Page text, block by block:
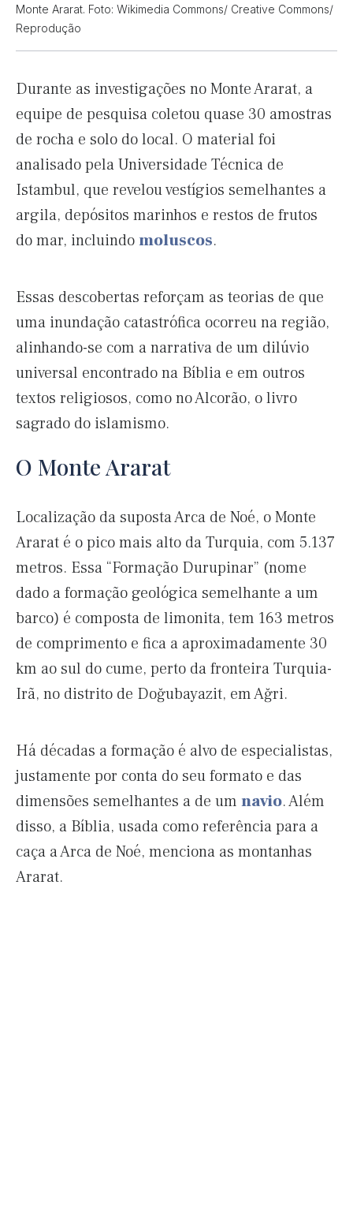
Monte Ararat. Foto: Wikimedia Commons/ Creative Commons/
Reprodução
Durante as investigações no Monte Ararat, a
equipe de pesquisa coletou quase 30 amostras
de rocha e solo do local. O material foi
analisado pela Universidade Técnica de
Istambul, que revelou vestígios semelhantes a
argila, depósitos marinhos e restos de frutos
do mar, incluindomoluscos.
Essas descobertas reforçam as teorias de que
uma inundação catastrófica ocorreu na região,
alinhando-se com a narrativa de um dilúvio
universal encontrado na Bíblia e em outros
textos religiosos, como no Alcorão, o livro
sagrado do islamismo.
O Monte Ararat
Localização da suposta Arca de Noé, o Monte
Ararat é o pico mais alto da Turquia, com 5.137
metros. Essa “Formação Durupinar” (nome
dado a formação geológica semelhante a um
barco) é composta de limonita, tem 163 metros
de comprimento e fica a aproximadamente 30
km ao sul do cume, perto da fronteira Turquia-
Irã, no distrito de Doğubayazit, em Ağri.
Há décadas a formação é alvo de especialistas,
justamente por conta do seu formato e das
dimensões semelhantes a de um navio. Além
disso, a Bíblia, usada como referência para a
caça a Arca de Noé, menciona as montanhas
Ararat.